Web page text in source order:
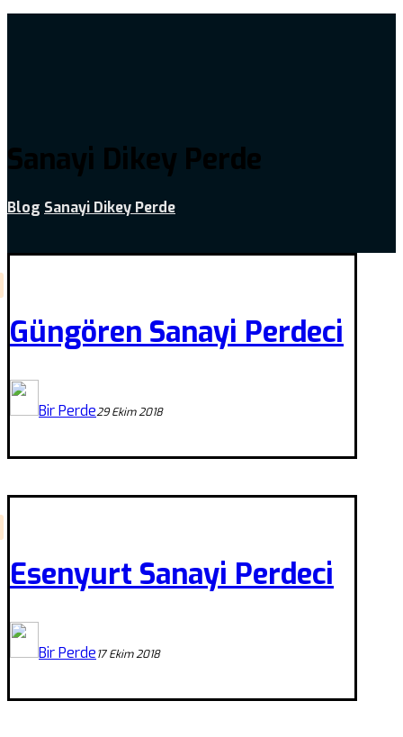
Sanayi Dikey Perde
Blog Sanayi Dikey Perde
Güngören Sanayi Perdeci
Bir Perde29 Ekim 2018
Esenyurt Sanayi Perdeci
Bir Perde17 Ekim 2018